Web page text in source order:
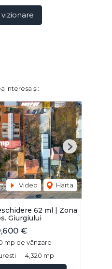
interesa și:
Video Harta
Next
62 ml | Zona
Giurgiului
€
mp de vânzare
4,320 mp